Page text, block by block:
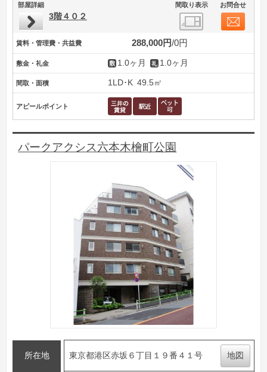
部屋詳細 間取り表示 お問合せ
3階４０２
賃料・管理費・共益費 288,000円 0円
敷金・礼金 1.0ヶ月 1.0ヶ月
間取・面積 1LD･K 49.5㎡
アピールポイント
パークアクシス六本木檜町公園
所在地 東京都港区赤坂６丁目１９番４１号 地図